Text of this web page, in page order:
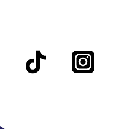
to linkedinlink to tiktok link to